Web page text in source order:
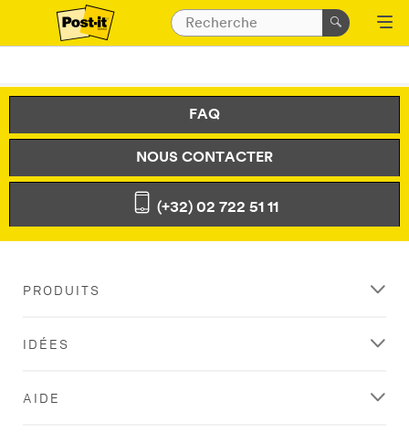
FAQ
NOUS CONTACTER
(+32) 02 722 51 11
PRODUITS
IDÉES
AIDE